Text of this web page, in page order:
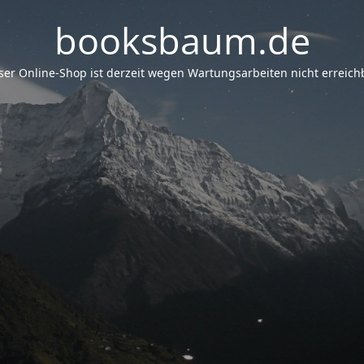
booksbaum.de
Online-Shop ist derzeit wegen Wartungsarbeiten nicht